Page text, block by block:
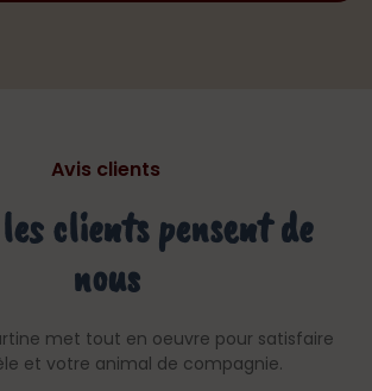
Avis clients
clients pensent de
nous
met tout en oeuvre pour satisfaire
et votre animal de compagnie.